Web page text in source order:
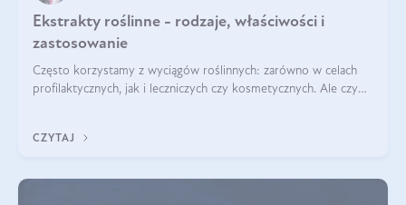
Ekstrakty roślinne - rodzaje, właściwości i
zastosowanie
Często korzystamy z wyciągów roślinnych: zarówno w celach
profilaktycznych, jak i leczniczych czy kosmetycznych. Ale czy
CZYTAJ